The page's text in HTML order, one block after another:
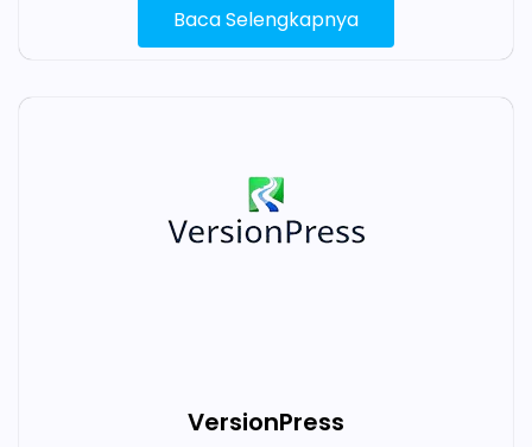
Baca Selengkapnya
VersionPress